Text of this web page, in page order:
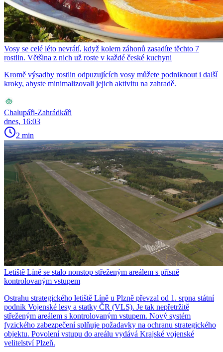
Vosy se celé léto nevrátí, když kolem záhonů zasadíte těchto 7
rostlin. Většina z nich už roste v každé české kuchyni
Kromě výsadby rostlin odpuzujících vosy můžete podniknout i další
kroky, abyste minimalizovali jejich aktivitu na zahradě.
Chalupáři-Zahrádkáři
dnes, 16:03
2 min
Letiště Líně se stalo nonstop střeženým areálem s přísně
kontrolovaným vstupem
Ostrahu strategického letiště Líně u Plzně převzal od 1. srpna státní
podnik Vojenské lesy a statky ČR (VLS). Je tak nepřetržitě
střeženým areálem s kontrolovaným vstupem. Nový systém
fyzického zabezpečení splňuje požadavky na ochranu strategického
objektu. Povolení vstupu do areálu vydává Krajské vojenské
velitelství Plzeň.